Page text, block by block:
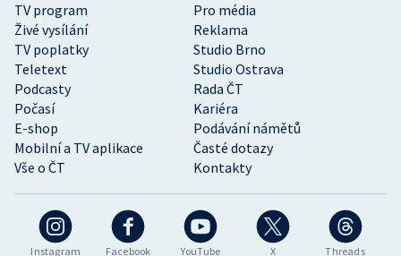
Instagram Facebook YouTube X Threads
TV program
Pro média
Živé vysílání
Reklama
TV poplatky
Studio Brno
Teletext
Studio Ostrava
Podcasty
Rada ČT
Počasí
Kariéra
E-shop
Podávání námětů
Mobilní a TV aplikace
Časté dotazy
Vše o ČT
Kontakty